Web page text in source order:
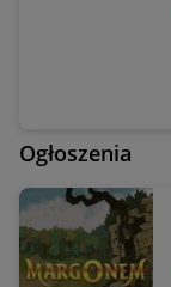
Ogłoszenia